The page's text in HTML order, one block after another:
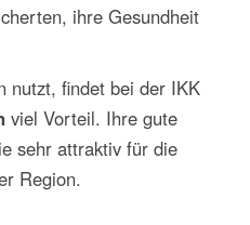
ihre Gesundheit
nutzt, findet bei der IKK
viel Vorteil. Ihre gute
sehr attraktiv für die
Region.